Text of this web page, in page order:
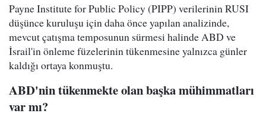
Payne Institute for Public Policy (PIPP) verilerinin RUSI
düşünce kuruluşu için daha önce yapılan analizinde,
mevcut çatışma temposunun sürmesi halinde ABD ve
İsrail'in önleme füzelerinin tükenmesine yalnızca günler
kaldığı ortaya konmuştu.
ABD'nin tükenmekte olan başka mühimmatları
var mı?